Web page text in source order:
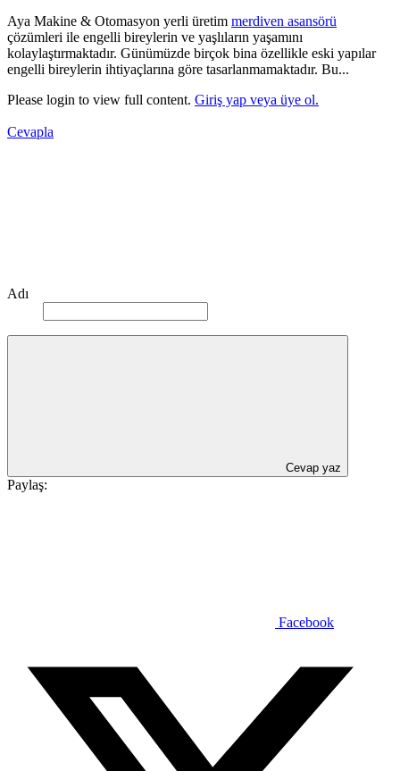
Aya Makine & Otomasyon yerli üretim merdiven asansörü
çözümleri ile engelli bireylerin ve yaşlıların yaşamını
kolaylaştırmaktadır. Günümüzde birçok bina özellikle eski yapılar
engelli bireylerin ihtiyaçlarına göre tasarlanmamaktadır. Bu...
Please login to view full content. Giriş yap veya üye ol.
Cevapla
Adı
Cevap yaz
Paylaş:
Facebook